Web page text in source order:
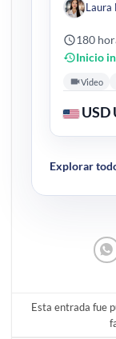
Laura
180
Inicio
Video
USD
Explorar
Esta entrada fue